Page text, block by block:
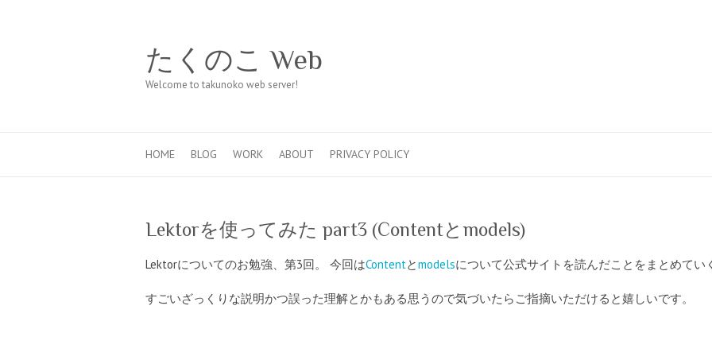
たくのこ Web
Welcome to takunoko web server!
HOME BLOG WORK ABOUT PRIVACY POLICY
Lektorを使ってみた part3 (Contentとmodels)
Lektorについてのお勉強、第3回。 今回はContentとmodelsについて公式サイトを読んだことをまとめてい
すごいざっくりな説明かつ誤った理解とかもある思うので気づいたらご指摘いただけると嬉しいです。